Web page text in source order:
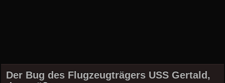
Der Bug des Flugzeugträgers USS Gertald,